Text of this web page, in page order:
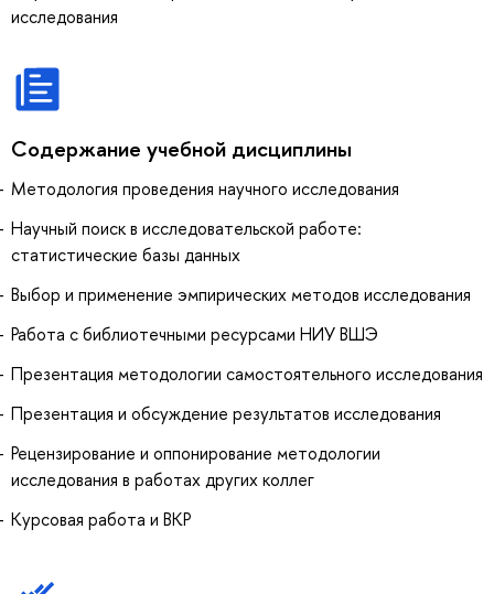
исследования
Содержание учебной дисциплины
Методология проведения научного исследования
Научный поиск в исследовательской работе:
статистические базы данных
Выбор и применение эмпирических методов исследования
Работа с библиотечными ресурсами НИУ ВШЭ
Презентация методологии самостоятельного исследования
Презентация и обсуждение результатов исследования
Рецензирование и оппонирование методологии
исследования в работах других коллег
Курсовая работа и ВКР